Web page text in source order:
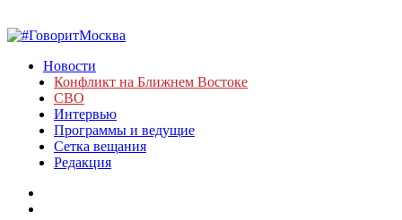
Новости
Конфликт на Ближнем Востоке
СВО
Интервью
Программы и ведущие
Сетка вещания
Редакция